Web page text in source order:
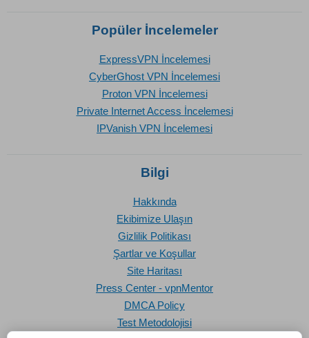
Popüler İncelemeler
ExpressVPN İncelemesi
CyberGhost VPN İncelemesi
Proton VPN İncelemesi
Private Internet Access İncelemesi
IPVanish VPN İncelemesi
Bilgi
Hakkında
Ekibimize Ulaşın
Gizlilik Politikası
Şartlar ve Koşullar
Site Haritası
Press Center - vpnMentor
DMCA Policy
Test Metodolojisi